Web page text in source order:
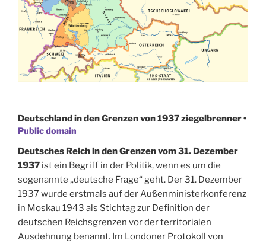
Deutschland in den Grenzen von 1937 ziegelbrenner •
Public domain
Deutsches Reich in den Grenzen vom 31. Dezember
1937 ist ein Begriff in der Politik, wenn es um die
sogenannte „deutsche Frage“ geht. Der 31. Dezember
1937 wurde erstmals auf der Außenministerkonferenz
in Moskau 1943 als Stichtag zur Definition der
deutschen Reichsgrenzen vor der territorialen
Ausdehnung benannt. Im Londoner Protokoll von